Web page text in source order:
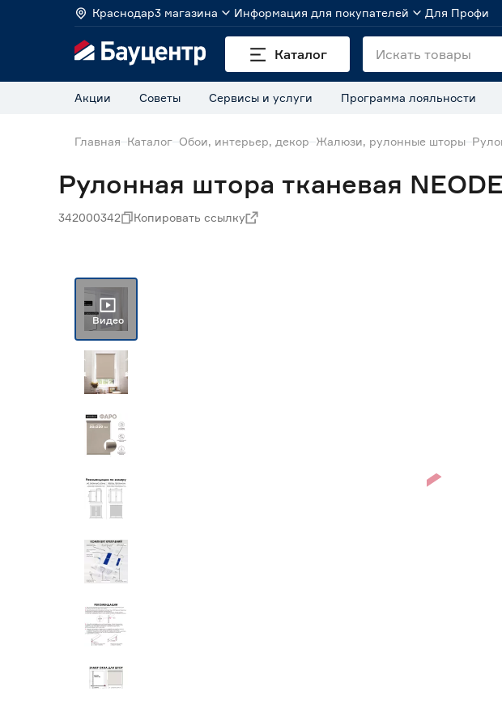
Краснодар3 магазина Информация для покупателей Для Профи
Каталог
Акции Советы Сервисы и услуги Программа лояльности
Главная Каталог Обои, интерьер, декор Жалюзи, рулонные шторы
Рулонная штора тканевая
342000342 Копировать ссылку
Видео